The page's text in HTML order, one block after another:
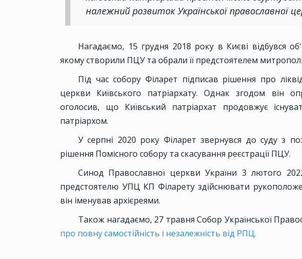
належний розвиток Української православної
Нагадаємо, 15 грудня 2018 року в Києві відбувся
якому створили ПЦУ та обрали її предстоятелем
Під час собору Філарет підписав рішення про
церкви Київського патріархату. Однак згодом він
оголосив, що Київський патріархат продовжує
патріархом.
У серпні 2020 року Філарет звернувся до суду з
рішення Помісного собору та скасування реєстрації ПЦУ.
Синод Православної церкви України 3 лютого
предстоятелю УПЦ КП Філарету здійснювати
він іменував архієреями.
Також нагадаємо, 27 травня Собор Української
про повну самостійність і незалежність від РПЦ.